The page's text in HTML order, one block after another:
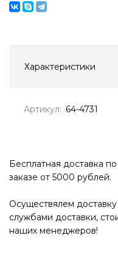
Характеристики
Артикул: 64-4731
Бесплатная доставка
заказе от 5000 рублей.
Осуществялем
службами доставки,
наших менеджеров!